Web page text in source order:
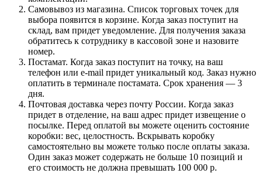
Самовывоз из магазина. Список торговых точек для
выбора появится в корзине. Когда заказ поступит на
склад, вам придет уведомление. Для получения заказа
обратитесь к сотруднику в кассовой зоне и назовите
номер.
Постамат. Когда заказ поступит на точку, на ваш
телефон или e-mail придет уникальный код. Заказ нужно
оплатить в терминале постамата. Срок хранения — 3
дня.
Почтовая доставка через почту России. Когда заказ
придет в отделение, на ваш адрес придет извещение о
посылке. Перед оплатой вы можете оценить состояние
коробки: вес, целостность. Вскрывать коробку
самостоятельно вы можете только после оплаты заказа.
Один заказ может содержать не больше 10 позиций и
его стоимость не должна превышать 100 000 р.